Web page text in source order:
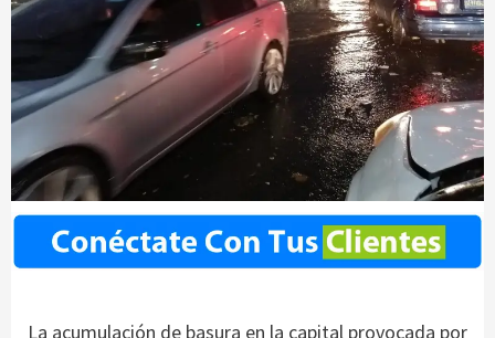
La acumulación de basura en la capital provocada por